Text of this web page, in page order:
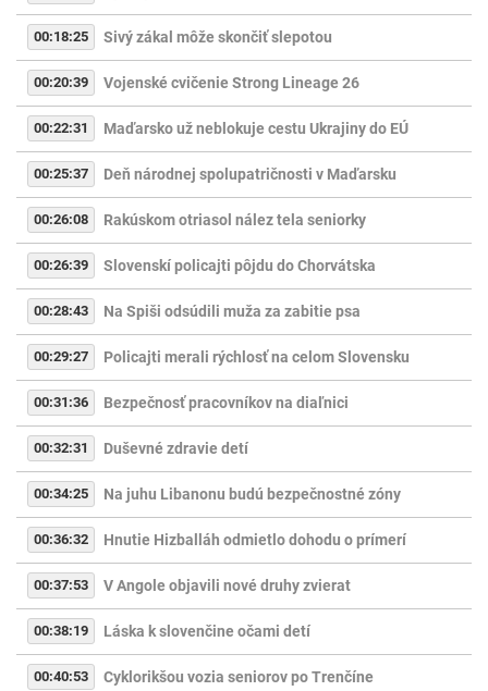
00:18:25 Sivý zákal môže skončiť slepotou
00:20:39 Vojenské cvičenie Strong Lineage 26
00:22:31 Maďarsko už neblokuje cestu Ukrajiny do EÚ
00:25:37 Deň národnej spolupatričnosti v Maďarsku
00:26:08 Rakúskom otriasol nález tela seniorky
00:26:39 Slovenskí policajti pôjdu do Chorvátska
00:28:43 Na Spiši odsúdili muža za zabitie psa
00:29:27 Policajti merali rýchlosť na celom Slovensku
00:31:36 Bezpečnosť pracovníkov na diaľnici
00:32:31 Duševné zdravie detí
00:34:25 Na juhu Libanonu budú bezpečnostné zóny
00:36:32 Hnutie Hizballáh odmietlo dohodu o prímerí
00:37:53 V Angole objavili nové druhy zvierat
00:38:19 Láska k slovenčine očami detí
00:40:53 Cyklorikšou vozia seniorov po Trenčíne